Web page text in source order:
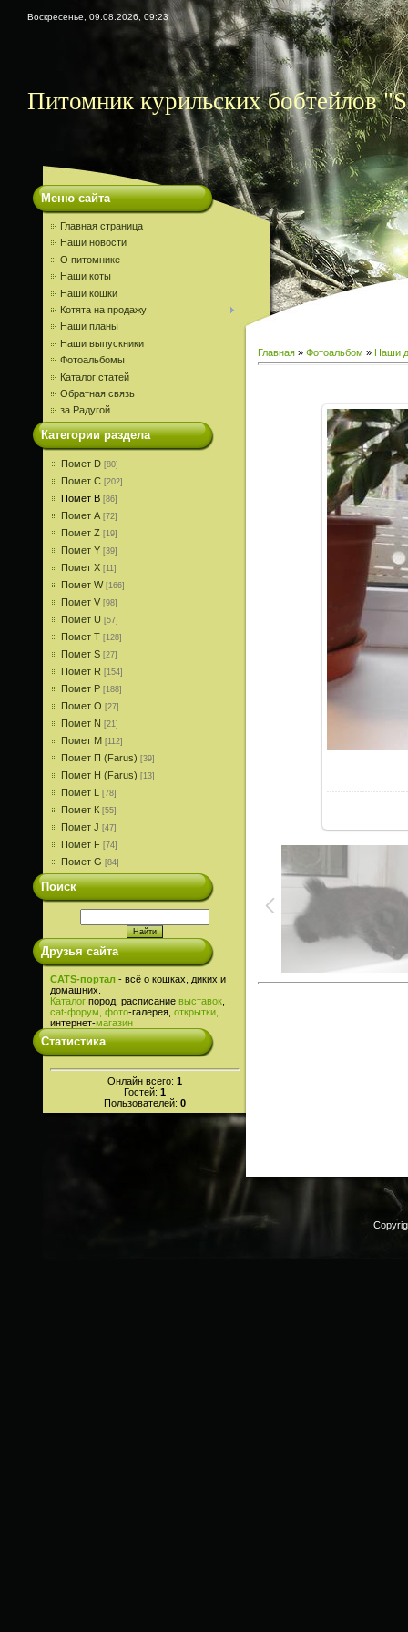
Воскресенье, 09.08.2026, 09:23
Питомник курильских бобтейлов
Меню сайта
Главная страница
Наши новости
О питомнике
Наши коты
Наши кошки
Котята на продажу
Наши планы
Наши выпускники
Фотоальбомы
Каталог статей
Обратная связь
за Радугой
Категории раздела
Помет D [80]
Помет С [202]
Помет В [86]
Помет A [72]
Помет Z [19]
Помет Y [39]
Помет X [11]
Помет W [166]
Помет V [98]
Помет U [57]
Помет T [128]
Помет S [27]
Помет R [154]
Помет P [188]
Помет О [27]
Помет N [21]
Помет M [112]
Помет П (Farus) [39]
Помет Н (Farus) [13]
Помет L [78]
Помет К [55]
Помет J [47]
Помет F [74]
Помет G [84]
Поиск
Друзья сайта
CATS-портал - всё о кошках, диких и
домашних.
Каталог пород, расписание выставок
cat-форум, фото-галерея, открытки,
интернет-магазин
Статистика
Онлайн всего: 1
Гостей: 1
Пользователей: 0
Главная » Фотоальбом » Наши